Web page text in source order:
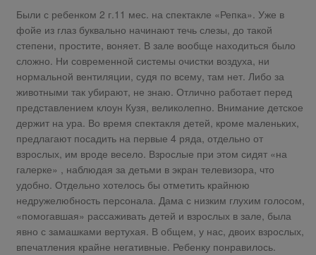
Были с ребенком 2 г.11 мес. на спектакле «Репка». Уже в
фойе из глаз буквально начинают течь слезы, до такой
степени, простите, воняет. В зале вообще находиться было
сложно. Ни современной системы очистки воздуха, ни
нормальной вентиляции, судя по всему, там нет. Либо за
животными так убирают, не знаю. Отлично работает перед
представлением клоун Кузя, великолепно. Внимание детское
держит на ура. Во время спектакля детей, кроме маленьких,
предлагают посадить на первые 4 ряда, отдельно от
взрослых, им вроде весело. Взрослые при этом сидят «на
галерке» , наблюдая за детьми в экран телевизора, что
удобно. Отдельно хотелось бы отметить крайнюю
недружелюбность персонала. Дама с низким глухим голосом,
«помогавшая» рассаживать детей и взрослых в зале, была
явно с замашками вертухая. В общем, у нас, двоих взрослых,
впечатления крайне негативные. Ребенку понравилось.